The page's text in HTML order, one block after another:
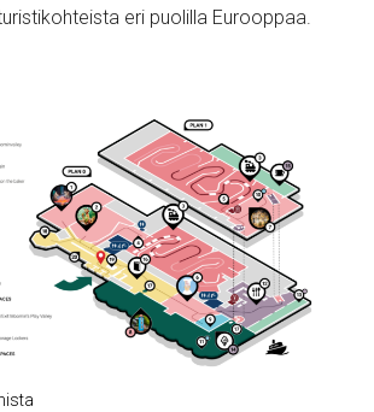
eri puolilla Eurooppaa.